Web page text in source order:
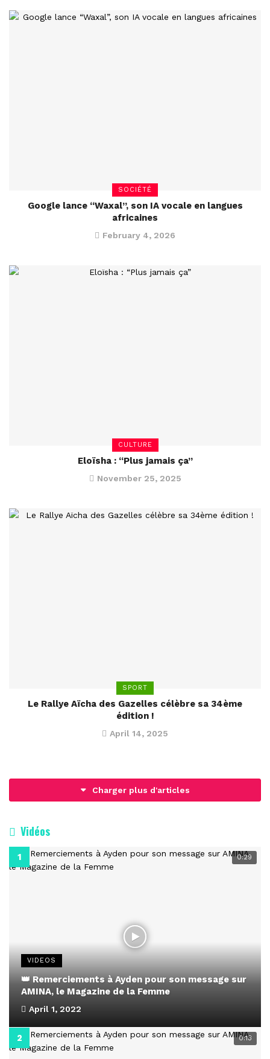
SOCIÉTÉ
Google lance “Waxal”, son IA vocale en langues
africaines
February 4, 2026
CULTURE
Eloïsha : “Plus jamais ça”
November 25, 2025
SPORT
Le Rallye Aïcha des Gazelles célèbre sa 34ème
édition !
April 14, 2025
Charger plus d'articles
Vidéos
0:29
VIDEOS
👑 Remerciements à Ayden pour son message sur
AMINA, le Magazine de la Femme
April 1, 2022
0:13